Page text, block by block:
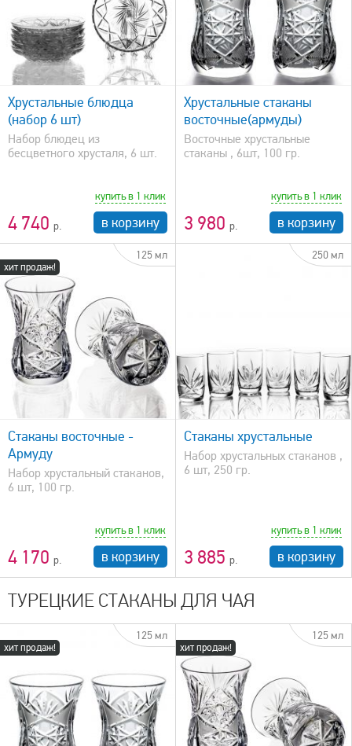
Хрустальные блюдца
(набор 6 шт)
Набор блюдец из
бесцветного хрусталя, 6 шт.
4 740
купить в 1 клик
в корзину
быстрый просмотр
Хрустальные стаканы
восточные(армуды)
Восточные хрустальные
стаканы , 6шт, 100 гр.
3 980
купить в 1 клик
в корзину
хит продаж!
125 мл
Стаканы восточные -
Армуду
Набор хрустальный стаканов,
6 шт, 100 гр.
4 170
купить в 1 клик
в корзину
250 мл
Стаканы хрустальные
Набор хрустальных стаканов ,
6 шт, 250 гр.
3 885
купить в 1 клик
в корзину
ТУРЕЦКИЕ СТАКАНЫ ДЛЯ ЧАЯ
хит продаж!
125 мл
хит продаж!
125 мл